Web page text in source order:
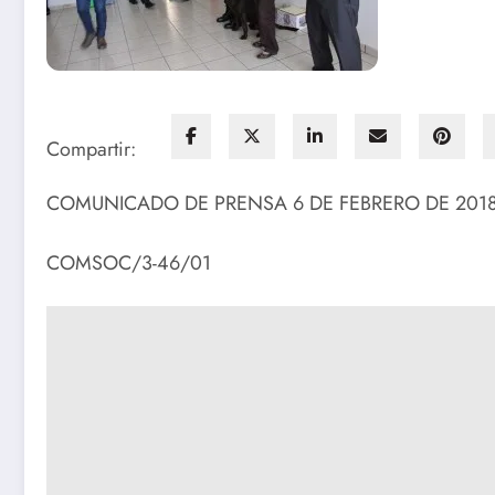
Compartir:
COMUNICADO DE PRENSA 6 DE FEBRERO DE
COMSOC/3-46/01